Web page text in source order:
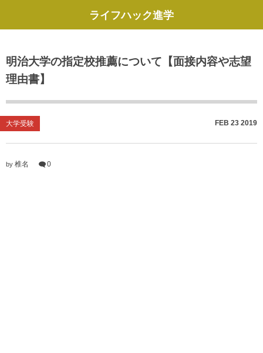
ライフハック進学
明治大学の指定校推薦について【面接内容や志望
理由書】
大学受験 FEB 23 2019
by 椎名 0